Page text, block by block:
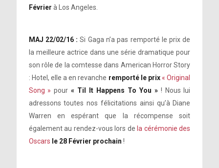
Février à Los Angeles.
MAJ 22/02/16 : Si Gaga n’a pas remporté le prix de
la meilleure actrice dans une série dramatique pour
son rôle de la comtesse dans American Horror Story
: Hotel, elle a en revanche remporté le prix « Original
Song » pour« Til It Happens To You »! Nous lui
adressons toutes nos félicitations ainsi qu’à Diane
Warren en espérant que la récompense soit
également au rendez-vous lors de la cérémonie des
Oscars le 28 Février prochain !